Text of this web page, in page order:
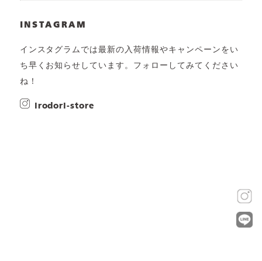
INSTAGRAM
インスタグラムでは最新の入荷情報やキャンペーンをい
ち早くお知らせしています。フォローしてみてください
ね！
irodori-store